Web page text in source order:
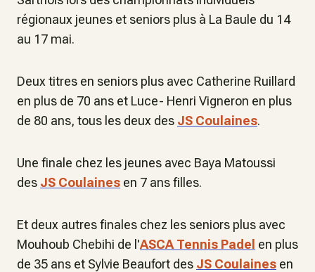
régionaux jeunes et seniors plus à La Baule du 14
au 17 mai.
Deux titres en seniors plus avec Catherine Ruillard
en plus de 70 ans et Luce- Henri Vigneron en plus
de 80 ans, tous les deux des JS Coulaines.
Une finale chez les jeunes avec Baya Matoussi
des JS Coulaines en 7 ans filles.
Et deux autres finales chez les seniors plus avec
Mouhoub Chebihi de l'ASCA Tennis Padel en plus
de 35 ans et Sylvie Beaufort des JS Coulaines en